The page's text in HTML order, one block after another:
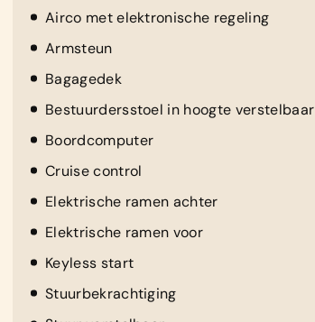
Airco met elektronische regeling
Armsteun
Bagagedek
Bestuurdersstoel in hoogte verstelbaar
Boordcomputer
Cruise control
Elektrische ramen achter
Elektrische ramen voor
Keyless start
Stuurbekrachtiging